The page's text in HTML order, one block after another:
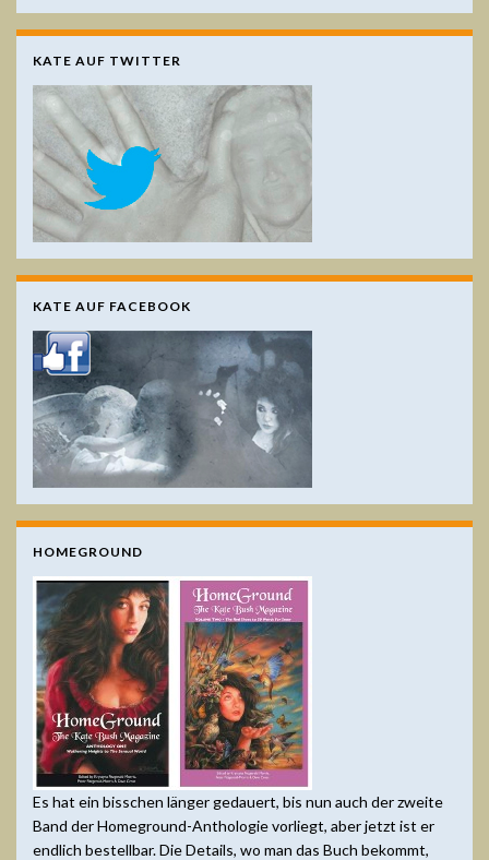
KATE AUF TWITTER
KATE AUF FACEBOOK
HOMEGROUND
Es hat ein bisschen länger gedauert, bis nun auch der zweite
Band der Homeground-Anthologie vorliegt, aber jetzt ist er
endlich bestellbar. Die Details, wo man das Buch bekommt,